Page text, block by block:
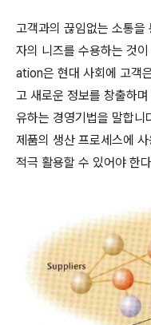
고객과의 끊임없는 소통
자의 니즈를 수용하는 것
ation은 현대 사회에 고객
고 새로운 정보를 창출하
유하는 경영기법을 말합니
제품의 생산 프로세스에
적극 활용할 수 있어야 한